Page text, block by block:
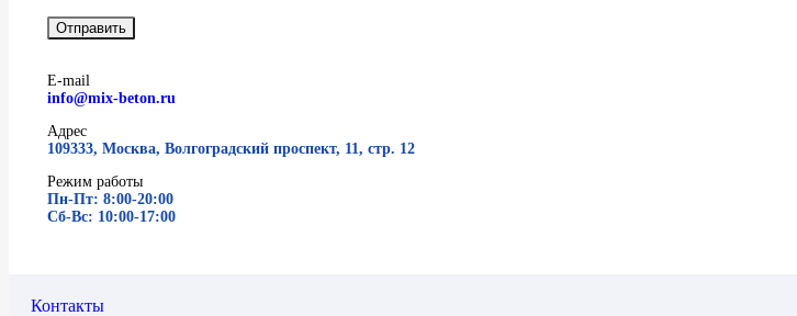
E-mail
info@mix-beton.ru
Адрес
109333, Москва, Волгоградский проспект, 11, стр. 12
Режим работы
Пн-Пт: 8:00-20:00
Сб-Вс: 10:00-17:00
Контакты